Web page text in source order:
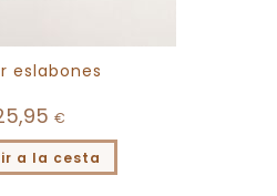
eslabones
€
a la cesta